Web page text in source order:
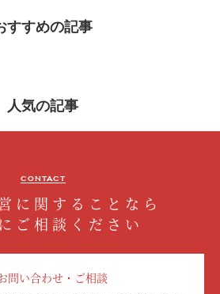
すすめの記事
人気の記事
CONTACT
に関することなら
ご相談ください
問い合わせ・ご相談